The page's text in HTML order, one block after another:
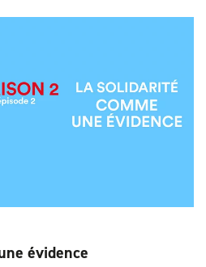
évidence